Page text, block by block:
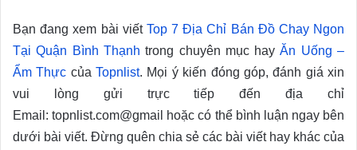
Bạn đang xem bài viết Top 7 Địa Chỉ Bán Đồ Chay Ngon
Tại Quận Bình Thạnh trong chuyên mục hayĂn Uống –
Ẩm Thực củaTopnlist. Mọi ý kiến đóng góp, đánh giá xin
vui lòng gửi trực tiếp đến địa chỉ
Email: topnlist.com@gmail hoặc có thể bình luận ngay bên
dưới bài viết. Đừng quên chia sẻ các bài viết hay khác của